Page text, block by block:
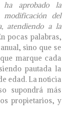
ha aprobado la
modificación del
atendiendo a la
pocas palabras,
sino que se
marque cada
pautada la
edad. La noticia
supondrá más
propietarios, y